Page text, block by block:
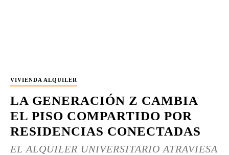
VIVIENDA ALQUILER
LA GENERACIÓN Z CAMBIA
EL PISO COMPARTIDO POR
RESIDENCIAS CONECTADAS
EL ALQUILER UNIVERSITARIO ATRAVIESA